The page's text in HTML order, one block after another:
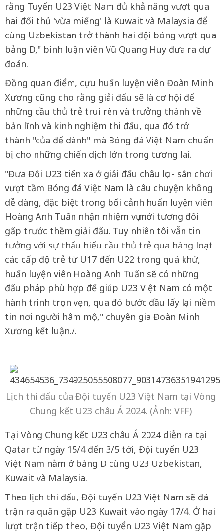
rằng Tuyển U23 Việt Nam đủ khả năng vượt qua
hai đối thủ 'vừa miếng' là Kuwait và Malaysia để
cùng Uzbekistan trở thành hai đội bóng vượt qua
bảng D," bình luận viên Vũ Quang Huy đưa ra dự
đoán.
Đồng quan điểm, cựu huấn luyện viên Đoàn Minh
Xương cũng cho rằng giải đấu sẽ là cơ hội để
những cầu thủ trẻ trui rèn và trưởng thành về
bản lĩnh và kinh nghiệm thi đấu, qua đó trở
thành "của để dành" mà Bóng đá Việt Nam chuẩn
bị cho những chiến dịch lớn trong tương lai.
"Đưa Đội U23 tiến xa ở giải đấu châu lục - sân chơi
vượt tầm Bóng đá Việt Nam là câu chuyện không
dễ dàng, đặc biệt trong bối cảnh huấn luyện viên
Hoàng Anh Tuấn nhận nhiệm vụ mới tương đối
gấp trước thềm giải đấu. Tuy nhiên tôi vẫn tin
tưởng với sự thấu hiểu cầu thủ trẻ qua hàng loạt
các cấp độ trẻ từ U17 đến U22 trong quá khứ,
huấn luyện viên Hoàng Anh Tuấn sẽ có những
đấu pháp phù hợp để giúp U23 Việt Nam có một
hành trình trọn vẹn, qua đó bước đầu lấy lại niềm
tin nơi người hâm mộ," chuyên gia Đoàn Minh
Xương kết luận./.
Lịch thi đấu của Đội tuyển U23 Việt Nam tại Vòng
Chung kết U23 châu Á 2024. (Ảnh: VFF)
Tại Vòng Chung kết U23 châu Á 2024 diễn ra tại
Qatar từ ngày 15/4 đến 3/5 tới, Đội tuyển U23
Việt Nam nằm ở bảng D cùng U23 Uzbekistan,
Kuwait và Malaysia.
Theo lịch thi đấu, Đội tuyển U23 Việt Nam sẽ đá
trận ra quân gặp U23 Kuwait vào ngày 17/4. Ở hai
lượt trận tiếp theo, Đội tuyển U23 Việt Nam gặp